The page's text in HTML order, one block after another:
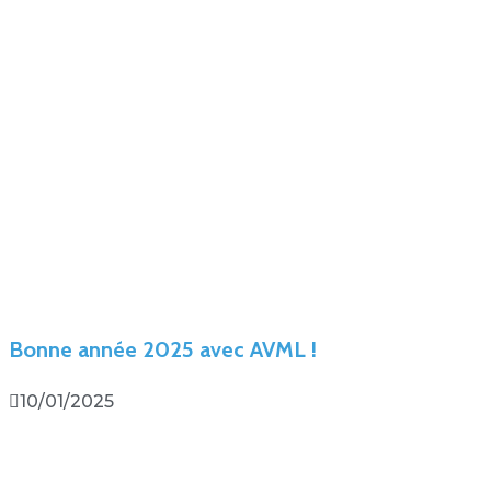
Bonne année 2025 avec AVML !
10/01/2025